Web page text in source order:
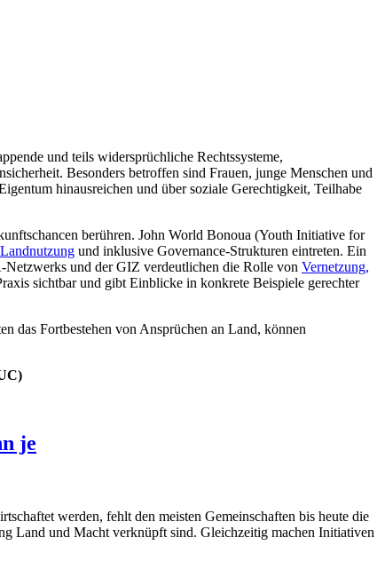
und teils widersprüchliche Rechtssysteme,
Besonders betroffen sind Frauen, junge Menschen und
hinausreichen und über soziale Gerechtigkeit, Teilhabe
berühren. John World Bonoua (Youth Initiative for
und inklusive Governance-Strukturen eintreten. Ein
und der GIZ verdeutlichen die Rolle von Vernetzung,
sichtbar und gibt Einblicke in konkrete Beispiele gerechter
das Fortbestehen von Ansprüchen an Land, können
je
werden, fehlt den meisten Gemeinschaften bis heute die
Land und Macht verknüpft sind. Gleichzeitig machen Initiativen